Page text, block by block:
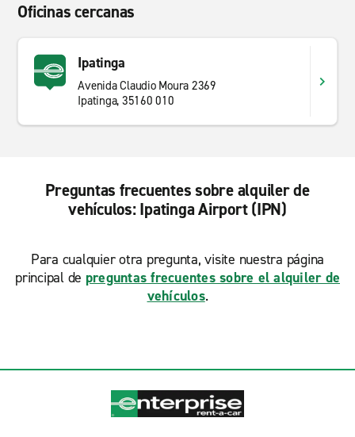
Oficinas cercanas
Ipatinga
Avenida Claudio Moura 2369
Ipatinga, 35160 010
Preguntas frecuentes sobre alquiler de
vehículos: Ipatinga Airport (IPN)
Para cualquier otra pregunta, visite nuestra página
principal de preguntas frecuentes sobre el alquiler de
vehículos.